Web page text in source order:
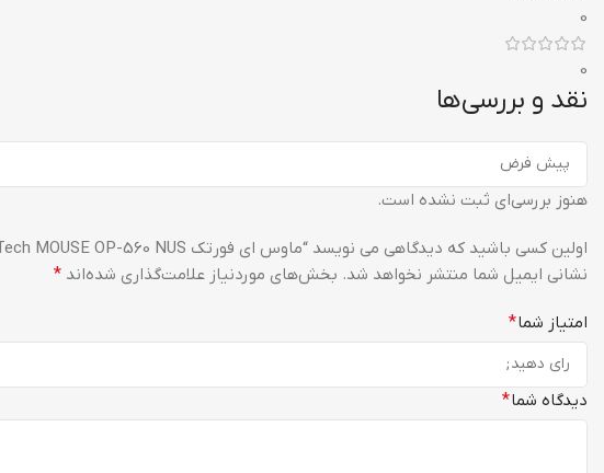
0
0
نقد و بررسی‌ها
هنوز بررسی‌ای ثبت نشده است.
اولین کسی باشید که دیدگاهی می نویسد “ماوس ای فورتک A4Tech MOUSE OP-560 NUS”
نشانی ایمیل شما منتشر نخواهد شد. بخش‌های موردنیاز علامت‌گذاری شده‌اند *
امتیاز شما*
دیدگاه شما*